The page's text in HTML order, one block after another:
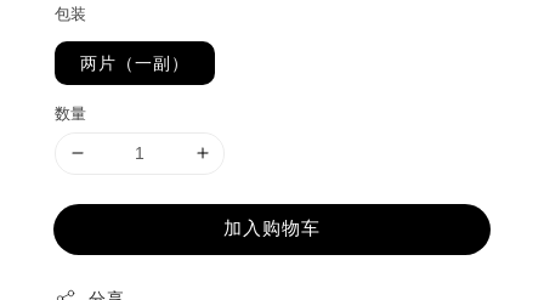
包装
两片（一副）
数量
加入购物车